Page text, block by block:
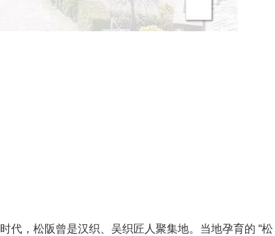
代，松阪曾是汉织、吴织匠人聚集地。当地孕育的 “松